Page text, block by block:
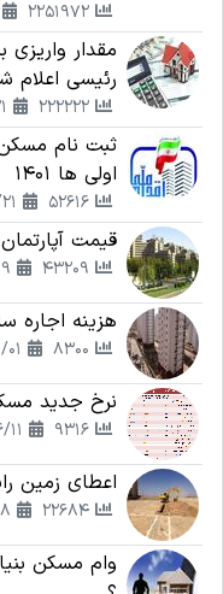
رئیسی اعلام
ثبت نام
اولی ها 1401
قیمت
هزینه اجاره
نرخ جدید
اعطای زمین رایگان